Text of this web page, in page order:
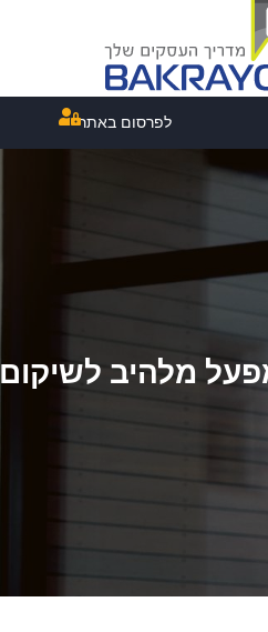
לפרסום באתר
מלהיב לשיקום